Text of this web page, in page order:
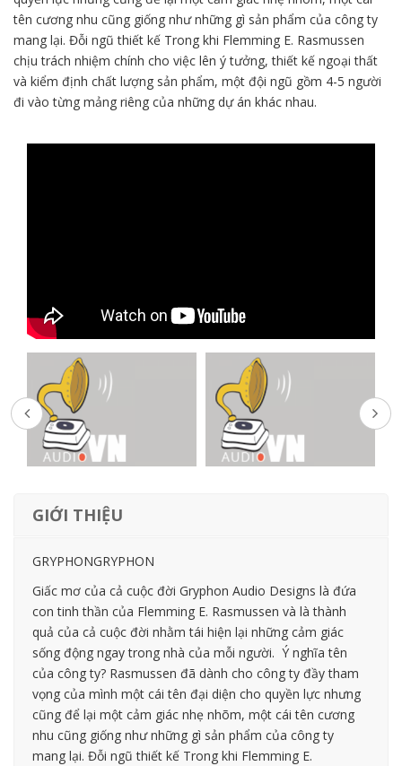
tên cương nhu cũng giống như những gì sản phẩm của công ty
mang lại. Đỗi ngũ thiết kế Trong khi Flemming E. Rasmussen
chịu trách nhiệm chính cho việc lên ý tưởng, thiết kế ngoại thất
và kiểm định chất lượng sản phẩm, một đội ngũ gồm 4-5 người
đi vào từng mảng riêng của những dự án khác nhau.
GIỚI THIỆU
GRYPHONGRYPHON
Giấc mơ của cả cuộc đời Gryphon Audio Designs là đứa
con tinh thần của Flemming E. Rasmussen và là thành
quả của cả cuộc đời nhằm tái hiện lại những cảm giác
sống động ngay trong nhà của mỗi người. Ý nghĩa tên
của công ty? Rasmussen đã dành cho công ty đầy tham
vọng của mình một cái tên đại diện cho quyền lực nhưng
cũng để lại một cảm giác nhẹ nhõm, một cái tên cương
nhu cũng giống như những gì sản phẩm của công ty
mang lại. Đỗi ngũ thiết kế Trong khi Flemming E.